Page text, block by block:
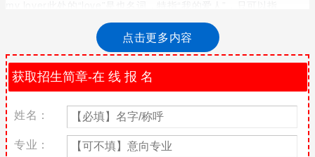
人。“lover”可以特指情人，即正常夫妻关系之外的爱人。
my love和my lover的区别
my love意思是我的爱，my lover意思是我的爱人
ove、lover在这里是名词，
love意为爱。my love意思是我的爱
lover意为爱人。my lover意思是我的爱人
点击更多内容
姓名：
专业：